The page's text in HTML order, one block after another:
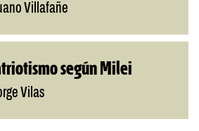
Villafañe
según Milei
Vilas